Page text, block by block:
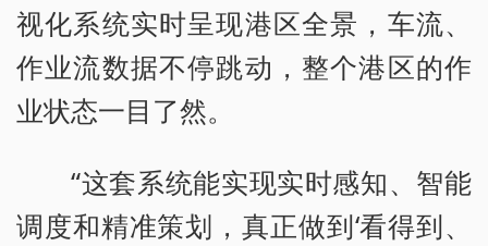
视化系统实时呈现港区全景，车流、
作业流数据不停跳动，整个港区的作
业状态一目了然。
“这套系统能实现实时感知、智能
调度和精准策划，真正做到‘看得到、